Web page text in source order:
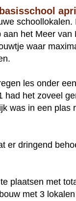
aan het Meer van
waar
les onder
had het zoveel
was in een
er dringend
plaatsen met
met 3